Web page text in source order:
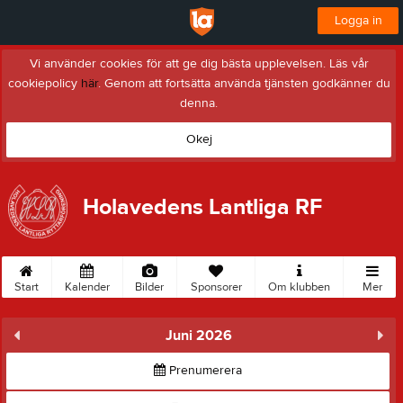
Logga in
Vi använder cookies för att ge dig bästa upplevelsen. Läs vår
cookiepolicy här. Genom att fortsätta använda tjänsten godkänner du
denna.
Okej
Holavedens Lantliga RF
Start Kalender Bilder Sponsorer Om klubben Mer
Juni 2026
Prenumerera